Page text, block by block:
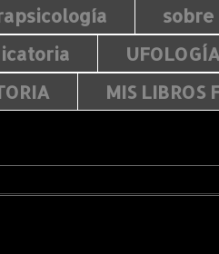
UFOLOGÍA
MIS LIBROS